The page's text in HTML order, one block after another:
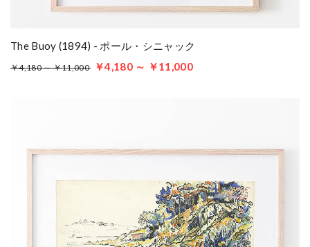
The Buoy (1894) - ポール・シニャック
￥4,180 ～ ￥11,000 ￥4,180 ～ ￥11,000